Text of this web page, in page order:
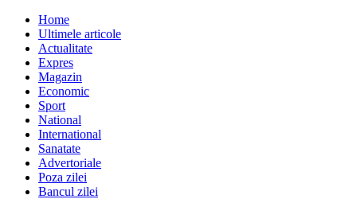
Home
Ultimele articole
Actualitate
Expres
Magazin
Economic
Sport
National
International
Sanatate
Advertoriale
Poza zilei
Bancul zilei